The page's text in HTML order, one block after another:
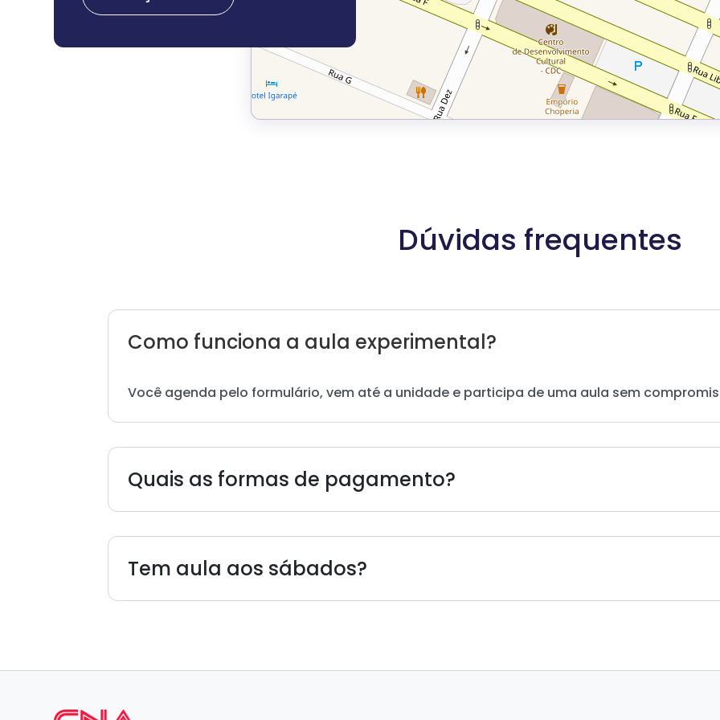
Dúvidas frequentes
Como funciona a aula experimental?
Você agenda pelo formulário, vem até a unidade e participa de uma aula sem
Quais as formas de pagamento?
Tem aula aos sábados?